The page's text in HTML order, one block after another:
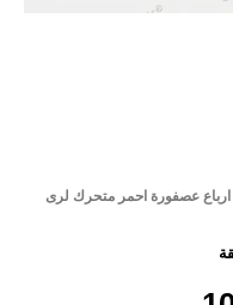
عصفورة احمر متحرك لرى